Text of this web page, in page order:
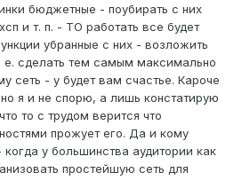
бюджетные - поубирать с них
и т. п. - ТО работать все будет
убранные с них - возложить
сделать тем самым максимально
сеть - у будет вам счастье. Кароче
я и не спорю, а лишь констатирую
то с трудом верится что
прожует его. Да и кому
у большинства аудитории как
простейшую сеть для